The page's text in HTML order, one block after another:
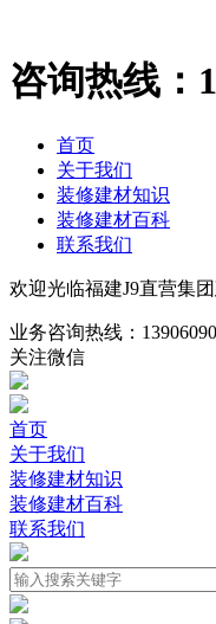
咨询热线：
首页
关于我们
装修建材知识
装修建材百科
联系我们
欢迎光临福建J9直营集
业务咨询热线：
关注微信
首页
关于我们
装修建材知识
装修建材百科
联系我们